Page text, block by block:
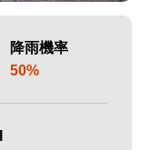
降雨機率
50%